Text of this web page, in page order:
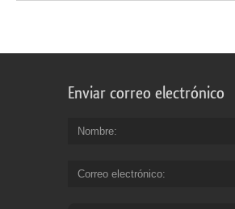
Enviar correo electrónico
Nombre
Correo electrónico